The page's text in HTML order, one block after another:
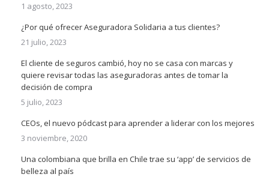
1 agosto, 2023
¿Por qué ofrecer Aseguradora Solidaria a tus clientes?
21 julio, 2023
El cliente de seguros cambió, hoy no se casa con marcas y
quiere revisar todas las aseguradoras antes de tomar la
decisión de compra
5 julio, 2023
CEOs, el nuevo pódcast para aprender a liderar con los mejores
3 noviembre, 2020
Una colombiana que brilla en Chile trae su ‘app’ de servicios de
belleza al país